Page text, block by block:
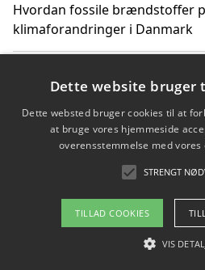
Hvordan fossile brændstoffer
klimaforandringer i Danmark
klimaændringer
Hvordan citater om fossile
Copyright 2026 -
Om / kontakt
Dette website bruger
Dette websted bruger cookies til at
at bruge vores hjemmeside
overensstemmelse med vores
STRENGT
TILLAD COOKIES
VIS